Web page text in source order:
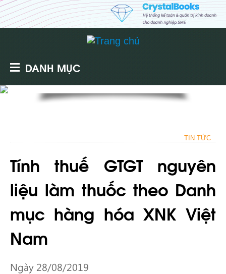
DANH MỤC
TIN TỨC
Tính thuế GTGT nguyên
liệu làm thuốc theo Danh
mục hàng hóa XNK Việt
Nam
Ngày 28/08/2019